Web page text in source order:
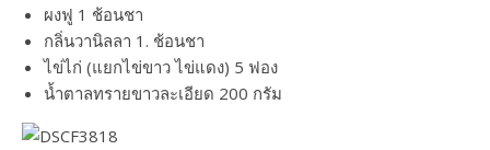
ผงฟู 1 ช้อนชา
กลิ่นวานิลลา 1. ช้อนชา
ไข่ไก่ (แยกไข่ขาว ไข่แดง) 5 ฟอง
น้ำตาลทรายขาวละเอียด 200 กรัม